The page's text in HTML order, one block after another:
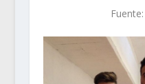
Fuente: